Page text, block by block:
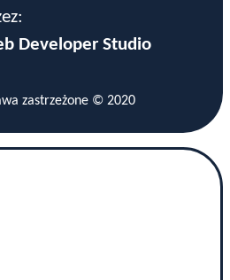
Developer Studio
zastrzeżone © 2020